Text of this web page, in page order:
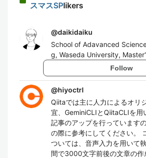
スマスSPlikers
@daikidaiku
School of Adavanced
g, Waseda University,
Follow
@hiyoctrl
Qiitaでは主に人力によるオリ
宜、GeminiCLIとQiitaCLIを用
記事のアップを行っています
の際に参考にしてください。
ついては、音声入力を用いて
間で3000文字前後の文章の作